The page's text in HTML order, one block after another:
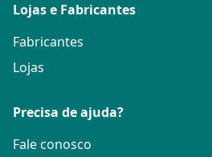
Lojas e Fabricantes
Fabricantes
Lojas
Precisa de ajuda?
Fale conosco